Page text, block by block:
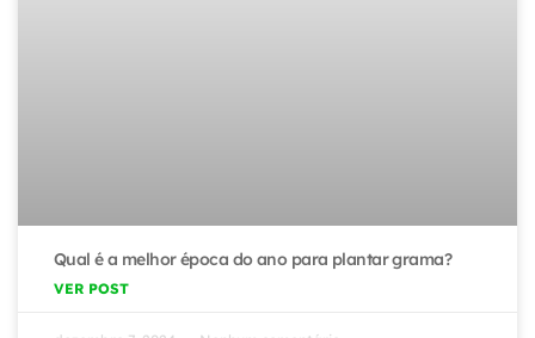
Qual é a melhor época do ano para plantar grama?
VER POST